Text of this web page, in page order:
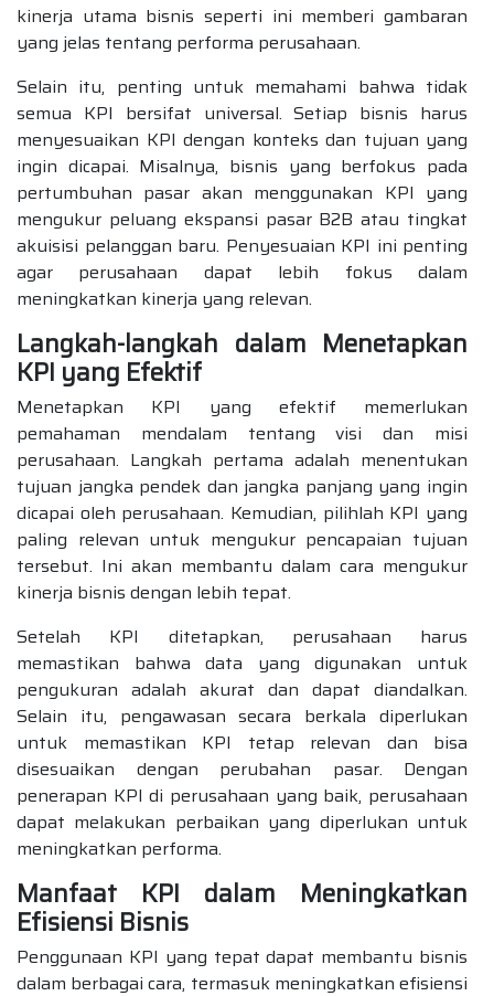
kinerja utama bisnis seperti ini memberi gambaran
yang jelas tentang performa perusahaan.
Selain itu, penting untuk memahami bahwa tidak
semua KPI bersifat universal. Setiap bisnis harus
menyesuaikan KPI dengan konteks dan tujuan yang
ingin dicapai. Misalnya, bisnis yang berfokus pada
pertumbuhan pasar akan menggunakan KPI yang
mengukur peluang ekspansi pasar B2B atau tingkat
akuisisi pelanggan baru. Penyesuaian KPI ini penting
agar perusahaan dapat lebih fokus dalam
meningkatkan kinerja yang relevan.
Langkah-langkah dalam Menetapkan
KPI yang Efektif
Menetapkan KPI yang efektif memerlukan
pemahaman mendalam tentang visi dan misi
perusahaan. Langkah pertama adalah menentukan
tujuan jangka pendek dan jangka panjang yang ingin
dicapai oleh perusahaan. Kemudian, pilihlah KPI yang
paling relevan untuk mengukur pencapaian tujuan
tersebut. Ini akan membantu dalam cara mengukur
kinerja bisnis dengan lebih tepat.
Setelah KPI ditetapkan, perusahaan harus
memastikan bahwa data yang digunakan untuk
pengukuran adalah akurat dan dapat diandalkan.
Selain itu, pengawasan secara berkala diperlukan
untuk memastikan KPI tetap relevan dan bisa
disesuaikan dengan perubahan pasar. Dengan
penerapan KPI di perusahaan yang baik, perusahaan
dapat melakukan perbaikan yang diperlukan untuk
meningkatkan performa.
Manfaat KPI dalam Meningkatkan
Efisiensi Bisnis
Penggunaan KPI yang tepat dapat membantu bisnis
dalam berbagai cara, termasuk meningkatkan efisiensi